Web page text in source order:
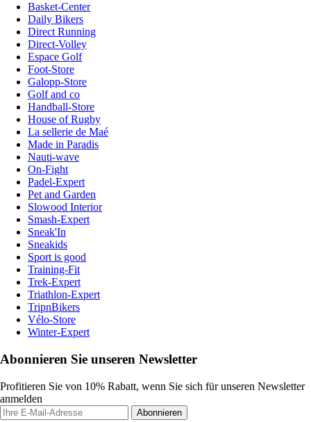
Basket-Center
Daily Bikers
Direct Running
Direct-Volley
Espace Golf
Foot-Store
Galopp-Store
Golf and co
Handball-Store
House of Rugby
La sellerie de Maé
Made in Paradis
Nauti-wave
On-Fight
Padel-Expert
Pet and Garden
Slowood Interior
Smash-Expert
Sneak'In
Sneakids
Sport is good
Training-Fit
Trek-Expert
Triathlon-Expert
TripnBikers
Vélo-Store
Winter-Expert
Abonnieren Sie unseren Newsletter
Profitieren Sie von 10% Rabatt, wenn Sie sich für unseren Newsletter
anmelden
Abonnieren